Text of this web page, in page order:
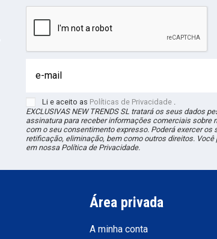
Li e aceito as Políticas de Privacidade
EXCLUSIVAS NEW TRENDS SL tratará os seus dados
assinatura para receber informações comerciais sobre
com o seu consentimento expresso. Poderá exercer os
retificação, eliminação, bem como outros direitos.
em nossa Política de Privacidade.
Área privada
A minha conta